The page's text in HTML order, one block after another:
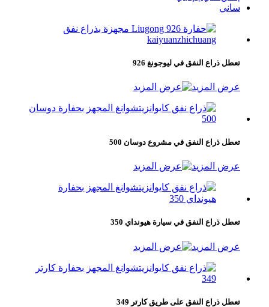
ساني
تعطل ذراع النفق في ليوجونغ 926
عرض المزيد
تعطل ذراع النفق في مشروع دوسان 500
عرض المزيد
تعطل ذراع النفق في سيارة هيونداي 350
عرض المزيد
تعطل ذراع النفق على طريق كارتر 349